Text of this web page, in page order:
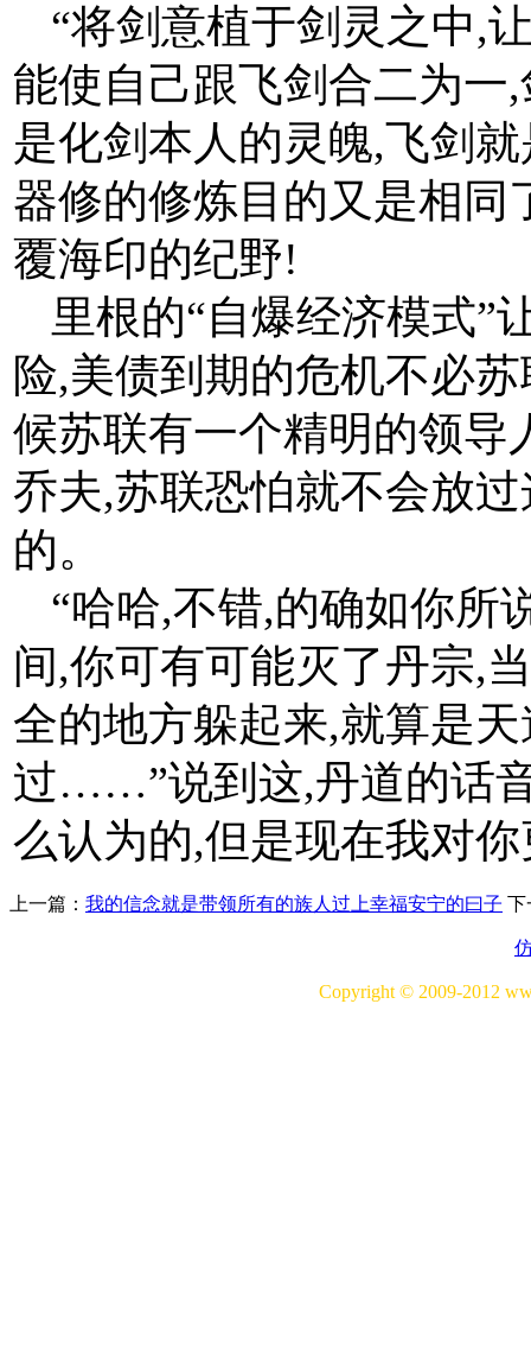
“将剑意植于剑灵之中,
能使自己跟飞剑合二为
是化剑本人的灵魄,飞剑
器修的修炼目的又是相同
覆海印的纪野!
里根的“自爆经济模式”
险,美债到期的危机不必
候苏联有一个精明的领
乔夫,苏联恐怕就不会放
的。
“哈哈,不错,的确如你所
间,你可有可能灭了丹宗,
全的地方躲起来,就算是
过……”说到这,丹道的话
么认为的,但是现在我对
上一篇： 我的信念就是带领所有的族人过上幸福安宁的曰子 下
Copyright © 2009-2012